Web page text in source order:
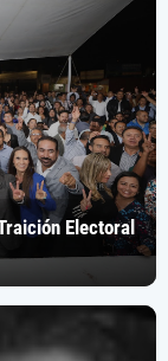
Electoral